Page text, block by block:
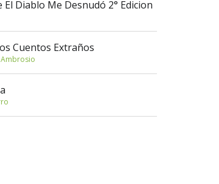
El Diablo Me Desnudó 2° Edicion
Cuentos Extraños
Ambrosio